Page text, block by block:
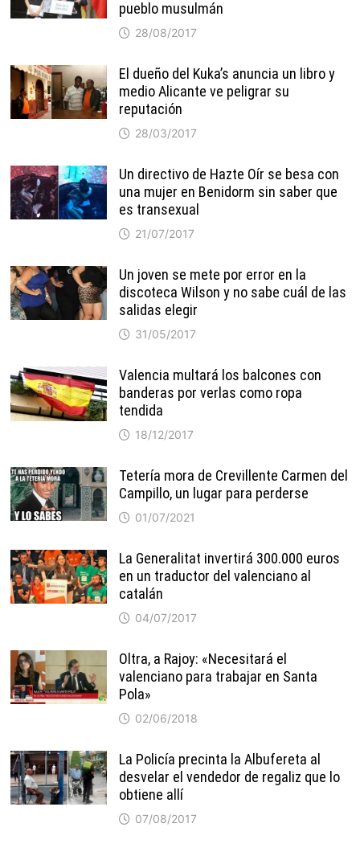
pueblo musulmán
28/08/2017
El dueño del Kuka’s anuncia un libro y
medio Alicante ve peligrar su
reputación
28/03/2017
Un directivo de Hazte Oír se besa con
una mujer en Benidorm sin saber que
es transexual
21/07/2017
Un joven se mete por error en la
discoteca Wilson y no sabe cuál de las
salidas elegir
31/05/2017
Valencia multará los balcones con
banderas por verlas como ropa
tendida
18/12/2017
Tetería mora de Crevillente Carmen del
Campillo, un lugar para perderse
01/07/2021
La Generalitat invertirá 300.000 euros
en un traductor del valenciano al
catalán
04/07/2017
Oltra, a Rajoy: «Necesitará el
valenciano para trabajar en Santa
Pola»
02/06/2018
La Policía precinta la Albufereta al
desvelar el vendedor de regaliz que lo
obtiene allí
07/08/2017